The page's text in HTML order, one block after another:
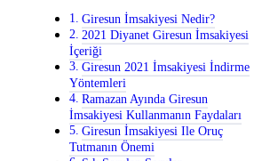
Giresun İmsakiyesi Nedir?
2021 Diyanet Giresun İmsakiyesi
İçeriği
Giresun 2021 İmsakiyesi İndirme
Yöntemleri
Ramazan Ayında Giresun
İmsakiyesi Kullanmanın Faydaları
Giresun İmsakiyesi Ile Oruç
Tutmanın Önemi